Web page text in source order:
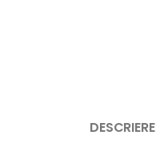
DESCRIERE